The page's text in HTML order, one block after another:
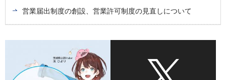
営業届出制度の創設、営業許可制度の見直しについて